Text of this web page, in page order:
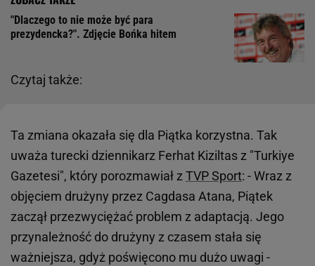
Czytaj także:
"Dlaczego to nie może być para
prezydencka?". Zdjęcie Bońka hitem
Ta zmiana okazała się dla Piątka korzystna. Tak
uważa turecki dziennikarz Ferhat Kiziltas z "Turkiye
Gazetesi", który porozmawiał z TVP Sport: - Wraz z
objęciem drużyny przez Cagdasa Atana, Piątek
zaczął przezwyciężać problem z adaptacją. Jego
przynależność do drużyny z czasem stała się
ważniejsza, gdyż poświęcono mu dużo uwagi -